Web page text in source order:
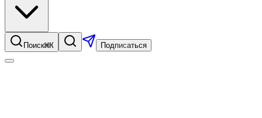
Поиск⌘K Подписаться